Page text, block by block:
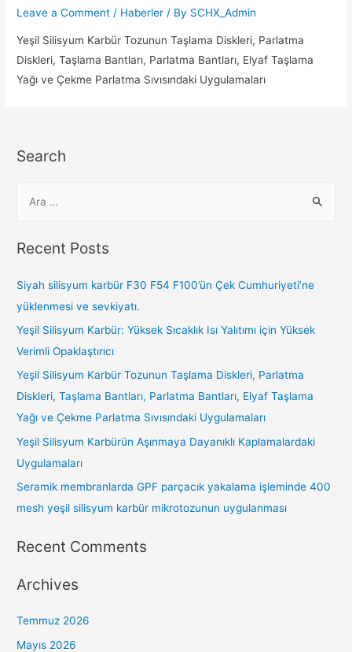
Leave a Comment / Haberler / By SCHX_Admin
Yeşil Silisyum Karbür Tozunun Taşlama Diskleri, Parlatma
Diskleri, Taşlama Bantları, Parlatma Bantları, Elyaf Taşlama
Yağı ve Çekme Parlatma Sıvısındaki Uygulamaları
Search
Recent Posts
Siyah silisyum karbür F30 F54 F100’ün Çek Cumhuriyeti’ne
yüklenmesi ve sevkiyatı.
Yeşil Silisyum Karbür: Yüksek Sıcaklık Isı Yalıtımı için Yüksek
Verimli Opaklaştırıcı
Yeşil Silisyum Karbür Tozunun Taşlama Diskleri, Parlatma
Diskleri, Taşlama Bantları, Parlatma Bantları, Elyaf Taşlama
Yağı ve Çekme Parlatma Sıvısındaki Uygulamaları
Yeşil Silisyum Karbürün Aşınmaya Dayanıklı Kaplamalardaki
Uygulamaları
Seramik membranlarda GPF parçacık yakalama işleminde 400
mesh yeşil silisyum karbür mikrotozunun uygulanması
Recent Comments
Archives
Temmuz 2026
Mayıs 2026